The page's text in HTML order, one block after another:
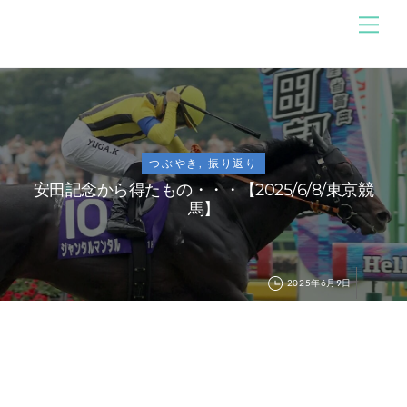
content
メ
ニ
ー
2025年6月9日
安田記念から得たもの・・・【2025/6/8/東京競
馬】
つぶやき, 振り返り